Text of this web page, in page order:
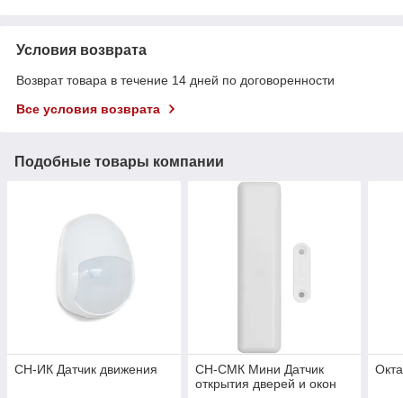
Условия возврата
Возврат товара в течение 14 дней по договоренности
Все условия возврата
Подобные товары компании
СН-ИК Датчик движения
СН-СМК Мини Датчик
открытия дверей и окон